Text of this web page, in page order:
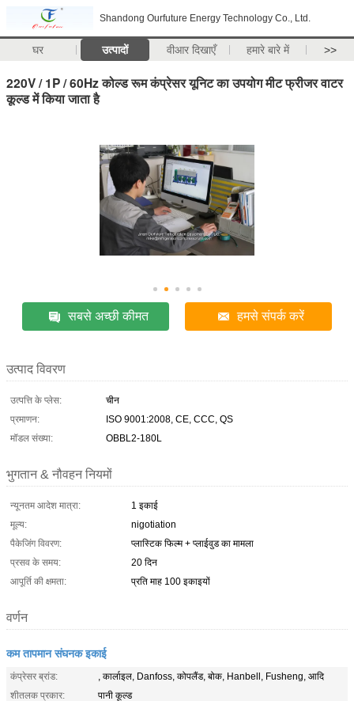
Shandong Ourfuture Energy Technology Co., Ltd.
घर उत्पादों वीआर दिखाएँ हमारे बारे में >>
220V / 1P / 60Hz कोल्ड रूम कंप्रेसर यूनिट का उपयोग मीट फ्रीजर वाटर
कूल्ड में किया जाता है
सबसे अच्छी कीमत हमसे संपर्क करें
उत्पाद विवरण
उत्पत्ति के प्लेस:
चीन
प्रमाणन:
ISO 9001:2008, CE, CCC, QS
मॉडल संख्या:
OBBL2-180L
भुगतान & नौवहन नियमों
न्यूनतम आदेश मात्रा:
1 इकाई
मूल्य:
nigotiation
पैकेजिंग विवरण:
प्लास्टिक फिल्म + प्लाईवुड का मामला
प्रसव के समय:
20 दिन
आपूर्ति की क्षमता:
प्रति माह 100 इकाइयों
वर्णन
कम तापमान संघनक इकाई
कंप्रेसर ब्रांड:
, कार्लाइल, Danfoss, कोपलैंड, बोक, Hanbell, Fusheng, आदि
शीतलक प्रकार:
पानी कूल्ड